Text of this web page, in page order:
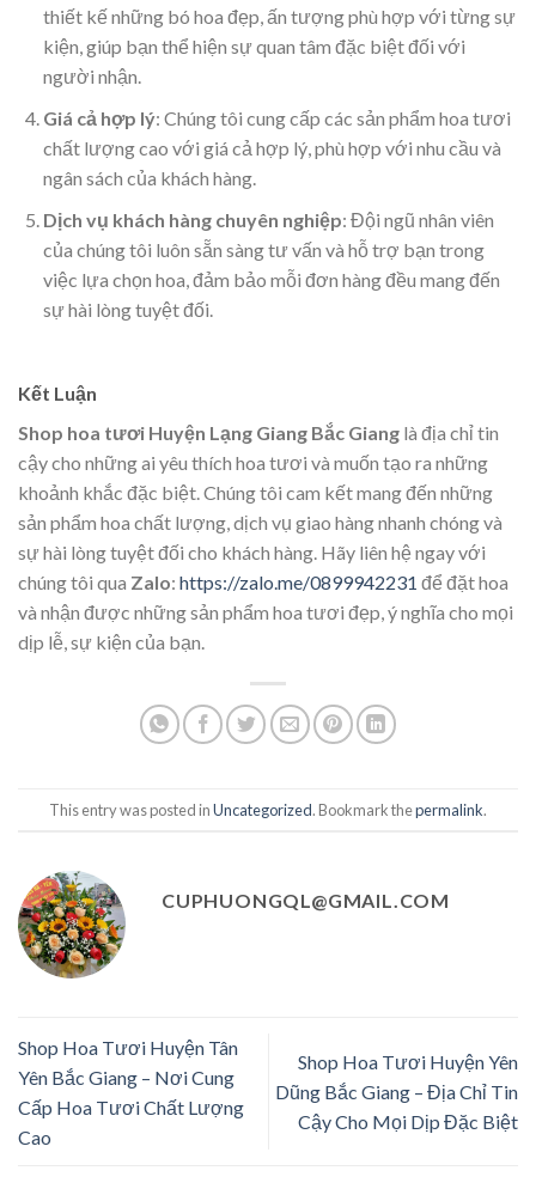
thiết kế những bó hoa đẹp, ấn tượng phù hợp với từng sự
kiện, giúp bạn thể hiện sự quan tâm đặc biệt đối với
người nhận.
Giá cả hợp lý: Chúng tôi cung cấp các sản phẩm hoa tươi
chất lượng cao với giá cả hợp lý, phù hợp với nhu cầu và
ngân sách của khách hàng.
Dịch vụ khách hàng chuyên nghiệp: Đội ngũ nhân viên
của chúng tôi luôn sẵn sàng tư vấn và hỗ trợ bạn trong
việc lựa chọn hoa, đảm bảo mỗi đơn hàng đều mang đến
sự hài lòng tuyệt đối.
Kết Luận
Shop hoa tươi Huyện Lạng Giang Bắc Giang là địa chỉ tin
cậy cho những ai yêu thích hoa tươi và muốn tạo ra những
khoảnh khắc đặc biệt. Chúng tôi cam kết mang đến những
sản phẩm hoa chất lượng, dịch vụ giao hàng nhanh chóng và
sự hài lòng tuyệt đối cho khách hàng. Hãy liên hệ ngay với
chúng tôi qua Zalo: https://zalo.me/0899942231 để đặt hoa
và nhận được những sản phẩm hoa tươi đẹp, ý nghĩa cho mọi
dịp lễ, sự kiện của bạn.
This entry was posted inUncategorized. Bookmark thepermalink.
CUPHUONGQL@GMAIL.COM
Shop Hoa Tươi Huyện Tân
Yên Bắc Giang – Nơi Cung
Cấp Hoa Tươi Chất Lượng
Cao
Shop Hoa Tươi Huyện Yên
Dũng Bắc Giang – Địa Chỉ Tin
Cậy Cho Mọi Dịp Đặc Biệt